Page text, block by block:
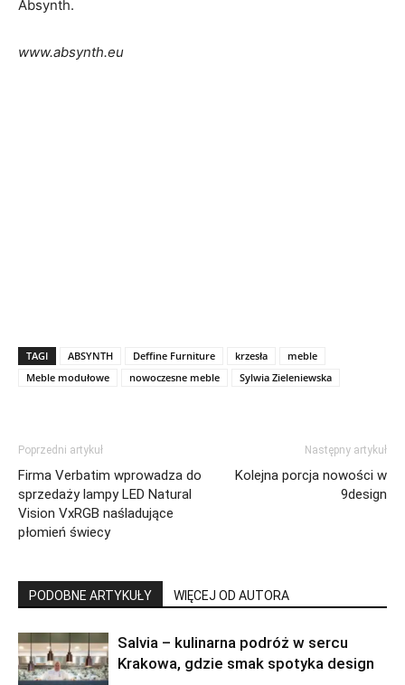
Absynth.
www.absynth.eu
TAGI ABSYNTH Deffine Furniture krzesła
meble
Meble modułowe
nowoczesne meble Sylwia Zieleniewska
Poprzedni artykuł
Firma Verbatim wprowadza do
sprzedaży lampy LED Natural
Vision VxRGB naśladujące
płomień świecy
Następny artykuł
Kolejna porcja nowości w
9design
PODOBNE ARTYKUŁY WIĘCEJ OD AUTORA
Salvia – kulinarna podróż w sercu
Krakowa, gdzie smak spotyka design